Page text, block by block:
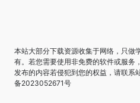
本站大部分下载资源收集于网络，只做
有。若您需要使用非免费的软件或服务
发布的内容若侵犯到您的权益，请联系
备2023052671号